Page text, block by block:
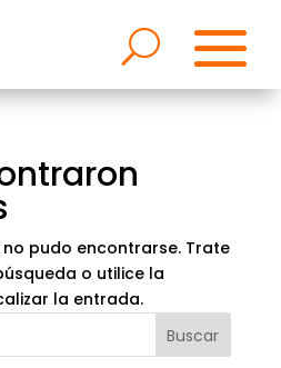
pudo encontrarse. Trate
o utilice la
la entrada.
Buscar